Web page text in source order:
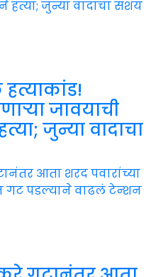
जावयाची
जुन्या वादाचा